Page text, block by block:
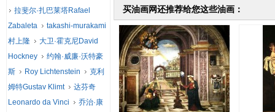
买油画网还推荐给您这些油画：
拉斐尔·扎巴莱塔Rafael
Zabaleta
takashi-murakami
村上隆
大卫·霍克尼David
Hockney
约翰·威廉·沃特豪
斯
Roy Lichtenstein
克利
姆特Gustav Klimt
达芬奇
Leonardo da Vinci
乔治·康